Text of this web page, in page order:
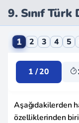
9. Sınıf
9. Sınıf Türk
1 2 3 4 5
1 / 20
Aşağıdakilerden
özelliklerinden